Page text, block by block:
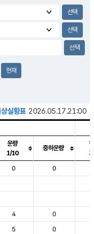
현재
실황표 2026.05.17.21:00
, 바람, 기압등을 안내한 표입
운량
1/10
중하운량
0 0
4 0
5 0